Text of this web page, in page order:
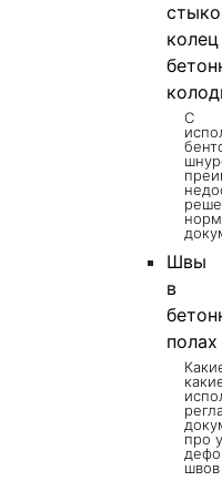
колец
С
Швы
в
полах
про
швов